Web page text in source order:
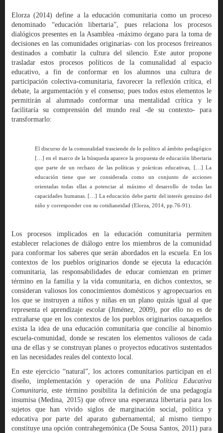
Elorza (2014) define a la educación comunitaria como un proceso
denominado “educación libertaria”, pues relaciona los procesos
dialógicos presentes en la Asamblea -máximo órgano para la toma de
decisiones en las comunidades originarias- con los procesos freireanos
destinados a combatir la cultura del silencio. Este autor propone
trasladar estos procesos políticos de la comunalidad al espacio
educativo, a fin de conformar en los alumnos una cultura de
participación colectiva-comunitaria, favorecer la reflexión crítica, el
debate, la argumentación y el consenso; pues todos estos elementos le
permitirán al alumnado conformar una mentalidad crítica y le
facilitaría su comprensión del mundo real -de su contexto- para
transformarlo:
El discurso de la comunalidad trasciende de lo político al ámbito pedagógico
[…] en el marco de la búsqueda aparece la propuesta de educación libertaria
que parte de un rechazo de las políticas y prácticas educativas, […] La
educación tiene que ser considerada como un conjunto de acciones
orientadas todas ellas a potenciar al máximo el desarrollo de todas las
capacidades humanas. […] La educación debe partir del interés genuino del
niño y corresponder con su cotidianeidad (Elorza, 2014, pp.76-91).
Los procesos implicados en la educación comunitaria permiten
establecer relaciones de diálogo entre los miembros de la comunidad
para conformar los saberes que serán abordados en la escuela. En los
contextos de los pueblos originarios donde se ejecuta la educación
comunitaria, las responsabilidades de educar comienzan en primer
término en la familia y la vida comunitaria, en dichos contextos, se
consideran valiosos los conocimientos domésticos y agropecuarios en
los que se instruyen a niños y niñas en un plano quizás igual al que
representa el aprendizaje escolar (Jiménez, 2009), por ello no es de
extrañarse que en los contextos de los pueblos originarios oaxaqueños
exista la idea de una educación comunitaria que concilie al binomio
escuela-comunidad, donde se rescaten los elementos valiosos de cada
una de ellas y se construyan planes o proyectos educativos sustentados
en las necesidades reales del contexto local.
En este ejercicio “natural”, los actores comunitarios participan en el
diseño, implementación y operación de una Política Educativa
Comunitaria, este término posibilita la definición de una pedagogía
insumisa (Medina, 2015) que ofrece una esperanza libertaria para los
sujetos que han vivido siglos de marginación social, política y
educativa por parte del aparato gubernamental; al mismo tiempo
constituye una opción contrahegemónica (De Sousa Santos, 2011) para